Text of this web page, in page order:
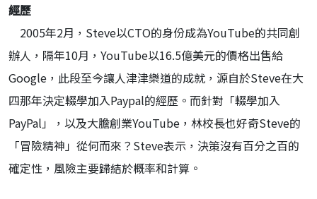
經歷
2005年2月，Steve以CTO的身份成為YouTube的共同創
辦人，隔年10月，YouTube以16.5億美元的價格出售給
Google，此段至今讓人津津樂道的成就，源自於Steve在大
四那年決定輟學加入Paypal的經歷。而針對「輟學加入
PayPal」，以及大膽創業YouTube，林校長也好奇Steve的
「冒險精神」從何而來？Steve表示，決策沒有百分之百的
確定性，風險主要歸結於概率和計算。